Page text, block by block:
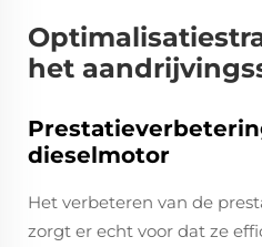
het
dieselmotor
Het verbeteren van de
zorgt er echt voor dat ze